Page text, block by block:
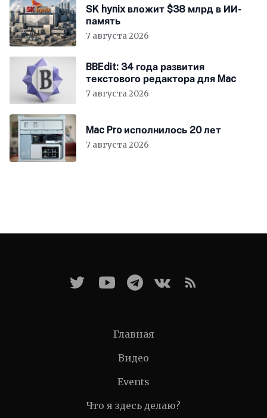
SK hynix вложит $38 млрд в ИИ-
память
7 августа 2026
BBEdit: 34 года развития
текстового редактора для Mac
7 августа 2026
Mac Pro исполнилось 20 лет
7 августа 2026
Главная
Видео
Events
Что я здесь делаю?